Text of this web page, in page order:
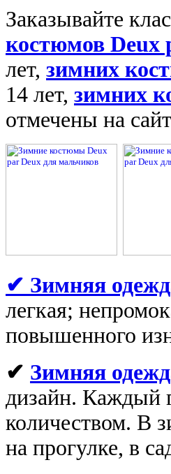
Заказывайте
костюмов Deux
лет, зимних
14 лет, зимних
отмечены на
✔ Зимняя
легкая;
повышенного
✔ Зимняя
дизайн. Каждый
количеством. В
на прогулке, в